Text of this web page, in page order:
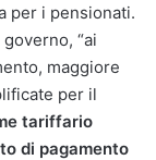
per i pensionati.
“ai
maggiore
per il
tariffario
di pagamento